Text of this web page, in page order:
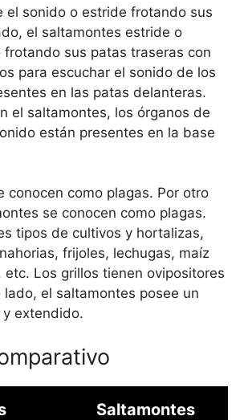
el sonido o estride frotando sus
el saltamontes estride o
frotando sus patas traseras con
para escuchar el sonido de los
en las patas delanteras.
el saltamontes, los órganos de
están presentes en la base
conocen como plagas. Por otro
se conocen como plagas.
tipos de cultivos y hortalizas,
frijoles, lechugas, maíz
etc. Los grillos tienen ovipositores
el saltamontes posee un
extendido.
Saltamontes